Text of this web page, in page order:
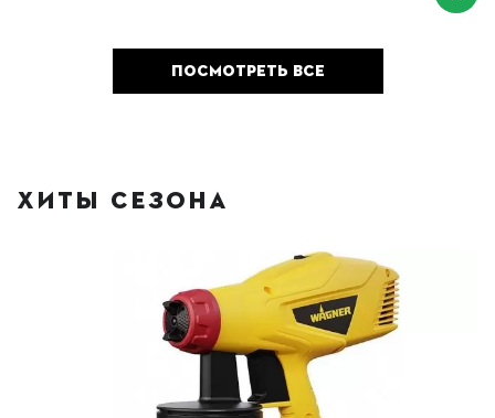
ПОСМОТРЕТЬ ВСЕ
ХИТЫ СЕЗОНА